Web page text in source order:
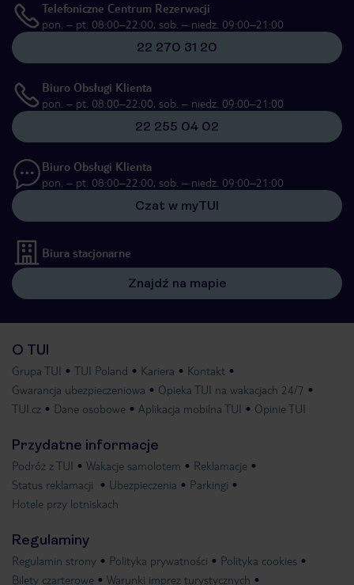
Telefoniczne Centrum Rezerwacji
pon. – pt. 08:00–22:00, sob. – niedz. 09:00–21:00
22 270 31 20
Biuro Obsługi Klienta
pon. – pt. 08:00–22:00, sob. – niedz. 09:00–21:00
22 255 04 02
Biuro Obsługi Klienta
pon. – pt. 08:00–22:00, sob. – niedz. 09:00–21:00
Czat w myTUI
Biura stacjonarne
Znajdź na mapie
O TUI
Grupa TUI TUI Poland Kariera
Kontakt
Gwarancja ubezpieczeniowa
Opieka TUI na wakacjach 24/7
TUI.cz
Dane osobowe Aplikacja mobilna TUI Opinie TUI
Przydatne informacje
Podróż z TUI Wakacje samolotem
Reklamacje
Status reklamacji
Ubezpieczenia
Parkingi
Hotele przy lotniskach
Regulaminy
Regulamin strony Polityka prywatności
Polityka cookies
Bilety czarterowe
Warunki imprez turystycznych